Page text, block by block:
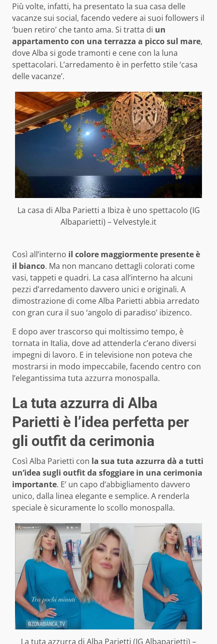
Più volte, infatti, ha presentato la sua casa delle
vacanze sui social, facendo vedere ai suoi followers il
‘buen retiro’ che tanto ama. Si tratta di un
appartamento con una terrazza a picco sul mare,
dove Alba si gode tramonti e cene con la luna
spettacolari. L’arredamento è in perfetto stile ‘casa
delle vacanze’.
La casa di Alba Parietti a Ibiza è uno spettacolo (IG
Albaparietti) – Velvestyle.it
Così all’interno il colore maggiormente presente è
il bianco. Ma non mancano dettagli colorati come
vasi, tappeti e quadri. La casa all’interno ha alcuni
pezzi d’arredamento davvero unici e originali. A
dimostrazione di come Alba Parietti abbia arredato
con gran cura il suo ‘angolo di paradiso’ ibizenco.
E dopo aver trascorso qui moltissimo tempo, è
tornata in Italia, dove ad attenderla c’erano diversi
impegni di lavoro. E in televisione non poteva che
mostrarsi in modo impeccabile, facendo centro con
l’elegantissima tuta azzurra monospalla.
La tuta azzurra di Alba
Parietti è l’idea perfetta per
gli outfit da cerimonia
Così Alba Parietti con la sua tuta azzurra dà a tutti
un’idea sugli outfit da sfoggiare in una cerimonia
importante. E’ un capo d’abbigliamento davvero
unico, dalla linea elegante e semplice. A renderla
speciale è sicuramente lo scollo monospalla.
La tuta azzurra di Alba Parietti (IG Albaparietti) –